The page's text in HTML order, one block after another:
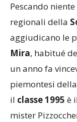
Pescando
regionali della
aggiudicano le
Mira, habitué
un anno fa
piemontesi
il classe 1995 è
mister